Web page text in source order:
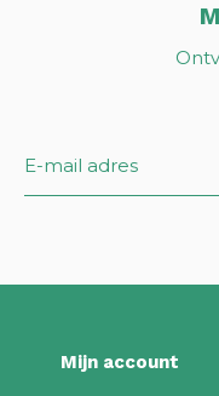
Mijn account